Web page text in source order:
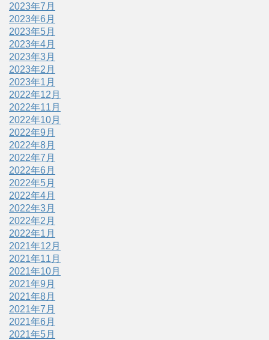
2023年7月
2023年6月
2023年5月
2023年4月
2023年3月
2023年2月
2023年1月
2022年12月
2022年11月
2022年10月
2022年9月
2022年8月
2022年7月
2022年6月
2022年5月
2022年4月
2022年3月
2022年2月
2022年1月
2021年12月
2021年11月
2021年10月
2021年9月
2021年8月
2021年7月
2021年6月
2021年5月